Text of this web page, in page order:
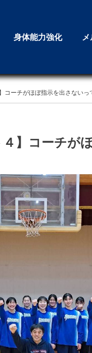
身体能力強化
コーチがほぼ指示を出さないっ
】コーチが